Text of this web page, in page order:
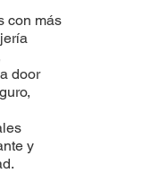
con más
door
y